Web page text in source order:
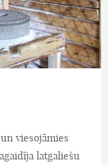
viesojāmies
latgaliešu